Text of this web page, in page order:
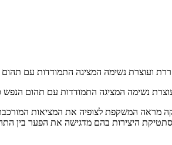
ועוצרת נשימה המציגה התמודדות עם
נשימה המציגה התמודדות עם תהום הנפש
מראה המשקפת לצופיה את המציאות
היצירות בהם מדגישה את הפער בין